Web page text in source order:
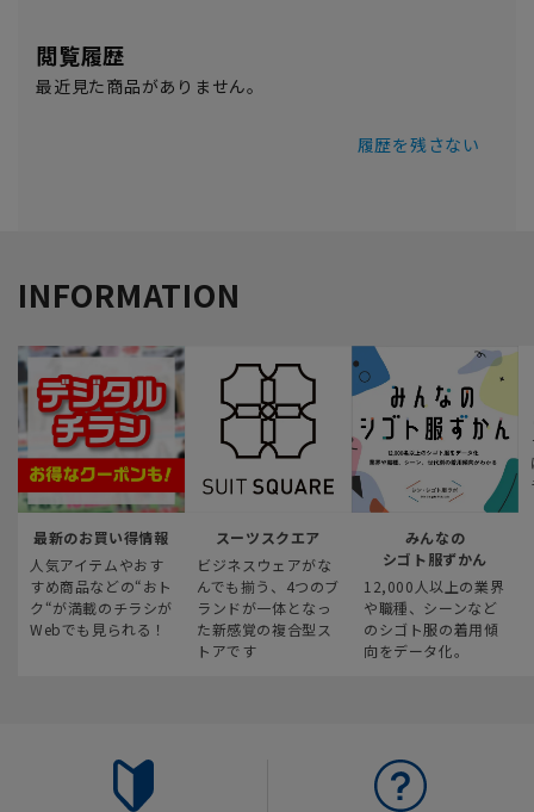
閲覧履歴
最近見た商品がありません。
履歴を残さない
INFORMATION
最新のお買い得情報
人気アイテムやおす
すめ商品などの“おト
ク“が満載のチラシが
Webでも見られる！
スーツスクエア
ビジネスウェアがな
んでも揃う、4つのブ
ランドが一体となっ
た新感覚の複合型ス
トアです
みんなの
シゴト服ずかん
12,000人以上の業界
や職種、シーンなど
のシゴト服の着用傾
向をデータ化。